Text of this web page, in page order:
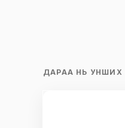
ДАРАА НЬ УНШИХ